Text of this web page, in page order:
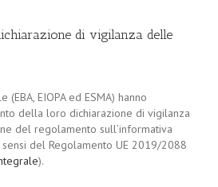
di vigilanza delle
EIOPA ed ESMA) hanno
della loro dichiarazione di vigilanza
del regolamento sull’informativa
del Regolamento UE 2019/2088
).